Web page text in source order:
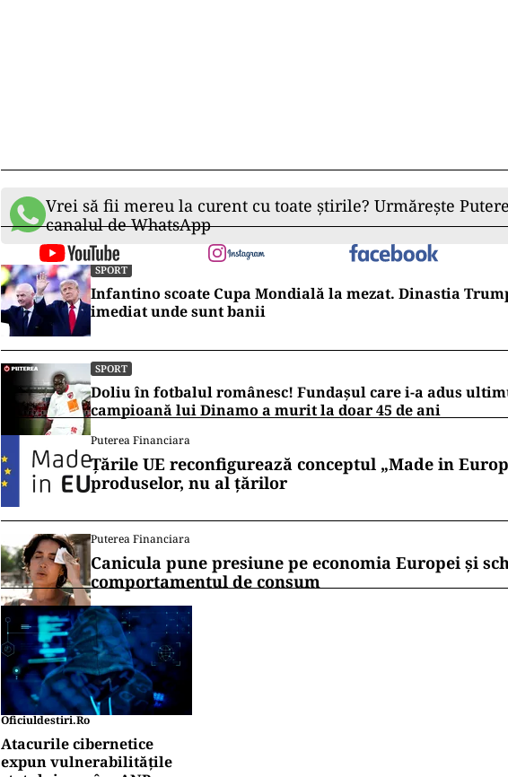
Vrei să fii mereu la curent cu toate știrile? Urmărește
canalul de WhatsApp
SPORT
Infantino scoate Cupa Mondială la mezat. Dinastia
imediat unde sunt banii
SPORT
Doliu în fotbalul românesc! Fundașul care i-a adus
campioană lui Dinamo a murit la doar 45 de ani
Puterea Financiara
Țările UE reconfigurează conceptul „Made in
produselor, nu al țărilor
Puterea Financiara
Canicula pune presiune pe economia Europei și
comportamentul de consum
Oficiuldestiri.ro
Atacurile cibernetice
expun vulnerabilitățile